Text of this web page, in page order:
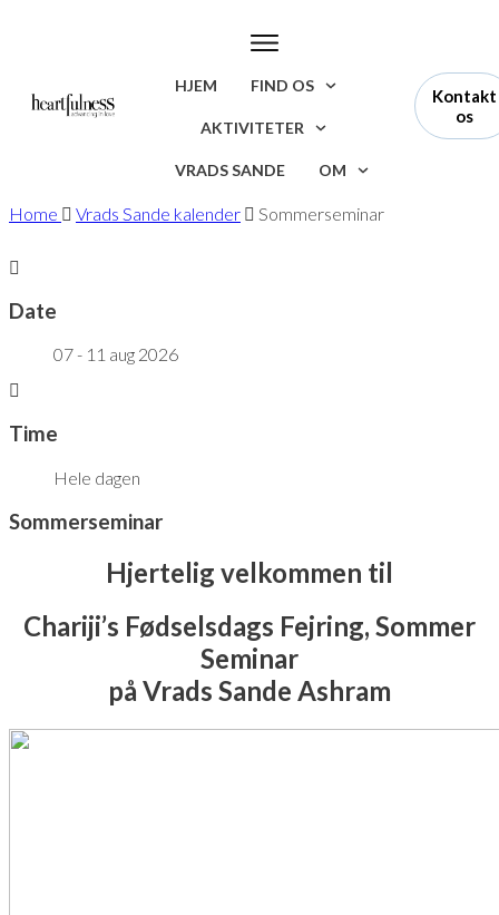
HJEM FIND OS
AKTIVITETER
VRADS SANDE OM
Kontakt
os
Home Vrads Sande kalender Sommerseminar
Date
07 - 11 aug 2026
Time
Hele dagen
Sommerseminar
Hjertelig velkommen til
Chariji’s Fødselsdags Fejring, Sommer
Seminar
på Vrads Sande Ashram